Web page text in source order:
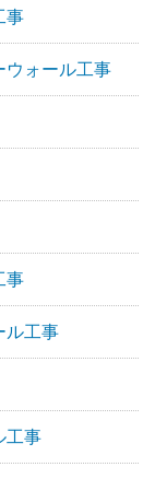
事
ウォール工事
事
ル工事
工事